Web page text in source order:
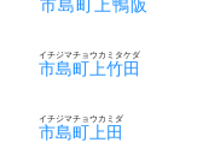
市島町上鴨阪
市島町上竹田
イチジマチョウカミタケダ
市島町上田
イチジマチョウカミダ